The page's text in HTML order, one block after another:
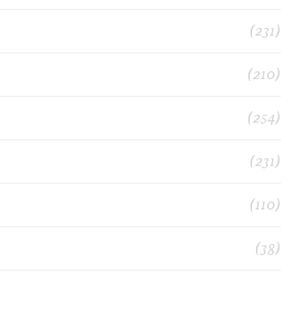
(231)
(210)
(254)
(231)
(110)
(38)